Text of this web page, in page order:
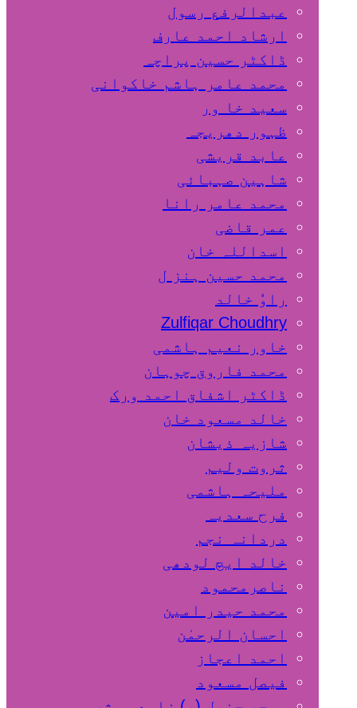
عبدالرفع رسول
ارشاد احمد عارف
ڈاکٹر حسین پراچہ
محمد عامر ہاشم خاکوانی
سعید خا ور
ظہور دھریجہ
عابد قریشی
شاہین صہبائی
محمد عامر رانا
عمر قاضی
اسداللہ خان
محمد حسین ہنز ل
راوٗ خالد
Zulfiqar Choudhry
خاور نعیم ہاشمی
محمد فاروق چوہان
ڈاکٹر اشفاق احمد ورک
خالد مسعود خان
شازیہ ذیشان
ثروت ولیم
ملیحہ ہاشمی
فرح سعدیہ
دردانہ نجم
خالد ایچ لودھی
ناصرمحمود
محمد حیدر امین
احسان الرحمٰن
احمد اعجاز
فیصل مسعود